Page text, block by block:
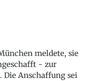
meldete, sie
- zur
Die Anschaffung sei